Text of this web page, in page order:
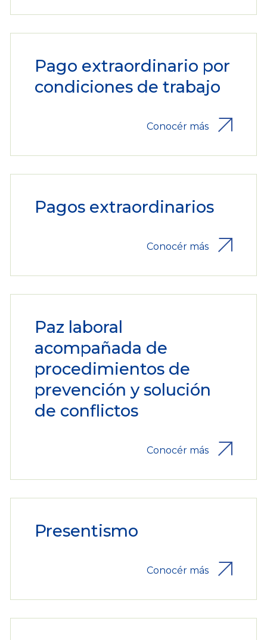
Pago extraordinario por
condiciones de trabajo
Conocér más
Pagos extraordinarios
Conocér más
Paz laboral
acompañada de
procedimientos de
prevención y solución
de conflictos
Conocér más
Presentismo
Conocér más